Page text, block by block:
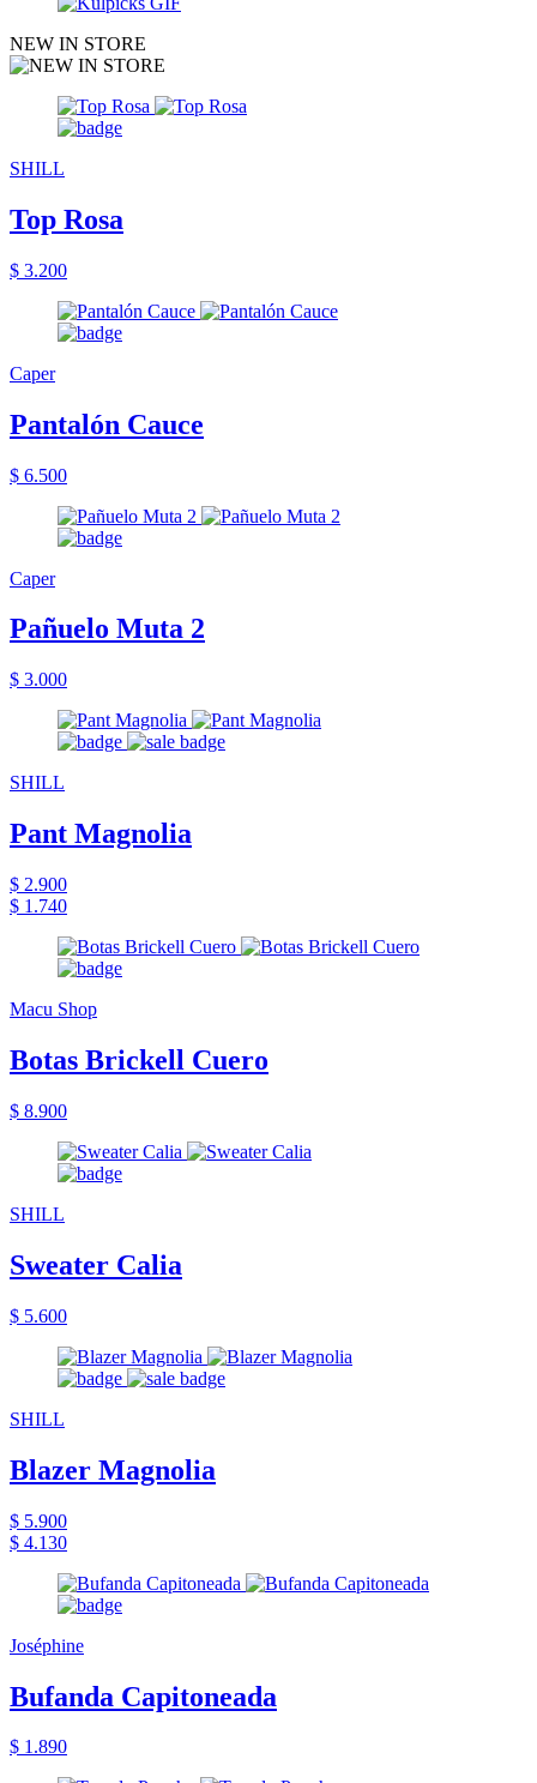
NEW IN STORE
SHILL
Top Rosa
$ 3.200
Caper
Pantalón Cauce
$ 6.500
Caper
Pañuelo Muta 2
$ 3.000
SHILL
Pant Magnolia
$ 2.900
$ 1.740
Macu Shop
Botas Brickell Cuero
$ 8.900
SHILL
Sweater Calia
$ 5.600
SHILL
Blazer Magnolia
$ 5.900
$ 4.130
Joséphine
Bufanda Capitoneada
$ 1.890